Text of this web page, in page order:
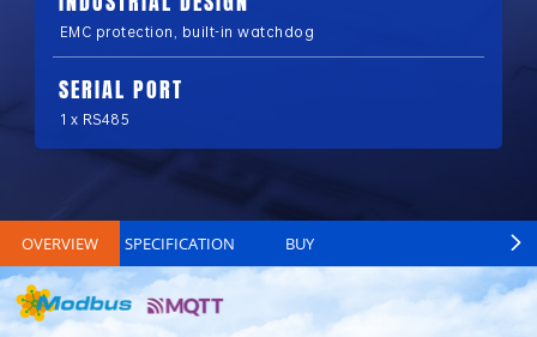
EMC protection, built-in watchdog
SERIAL PORT
1 x RS485
OVERVIEW SPECIFICATION BUY